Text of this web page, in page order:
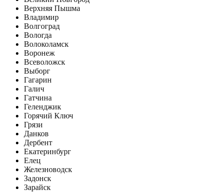
Верхняя Пышма
Владимир
Волгоград
Вологда
Волоколамск
Воронеж
Всеволожск
Выборг
Гагарин
Галич
Гатчина
Геленджик
Горячий Ключ
Грязи
Данков
Дербент
Екатеринбург
Елец
Железноводск
Задонск
Зарайск